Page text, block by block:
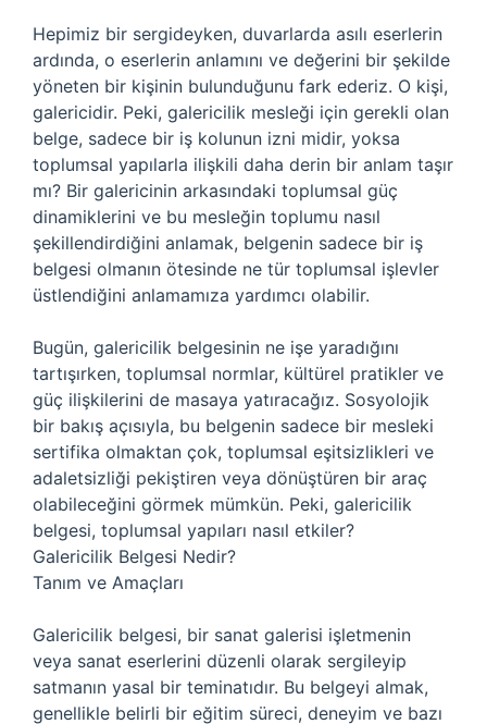
Hepimiz bir sergideyken, duvarlarda asılı eserlerin
ardında, o eserlerin anlamını ve değerini bir şekilde
yöneten bir kişinin bulunduğunu fark ederiz. O kişi,
galericidir. Peki, galericilik mesleği için gerekli olan
belge, sadece bir iş kolunun izni midir, yoksa
toplumsal yapılarla ilişkili daha derin bir anlam taşır
mı? Bir galericinin arkasındaki toplumsal güç
dinamiklerini ve bu mesleğin toplumu nasıl
şekillendirdiğini anlamak, belgenin sadece bir iş
belgesi olmanın ötesinde ne tür toplumsal işlevler
üstlendiğini anlamamıza yardımcı olabilir.
Bugün, galericilik belgesinin ne işe yaradığını
tartışırken, toplumsal normlar, kültürel pratikler ve
güç ilişkilerini de masaya yatıracağız. Sosyolojik
bir bakış açısıyla, bu belgenin sadece bir mesleki
sertifika olmaktan çok, toplumsal eşitsizlikleri ve
adaletsizliği pekiştiren veya dönüştüren bir araç
olabileceğini görmek mümkün. Peki, galericilik
belgesi, toplumsal yapıları nasıl etkiler?
Galericilik Belgesi Nedir?
Tanım ve Amaçları
Galericilik belgesi, bir sanat galerisi işletmenin
veya sanat eserlerini düzenli olarak sergileyip
satmanın yasal bir teminatıdır. Bu belgeyi almak,
genellikle belirli bir eğitim süreci, deneyim ve bazı